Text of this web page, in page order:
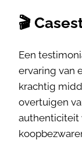
🎬
Een
ervaring van
krachtig
overtuigen
authenticiteit